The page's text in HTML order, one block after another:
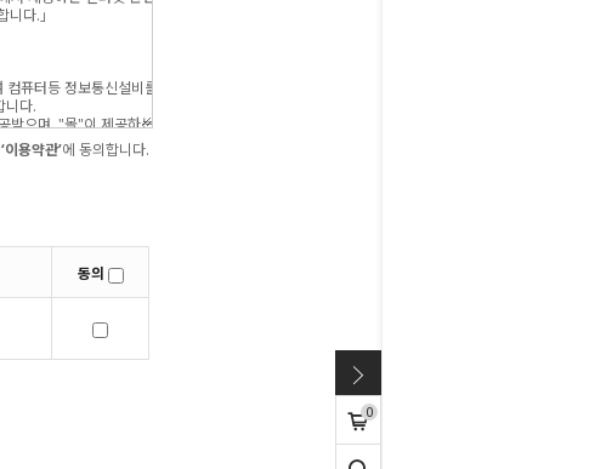
0
‘이용약관’에 동의합니다.
동의